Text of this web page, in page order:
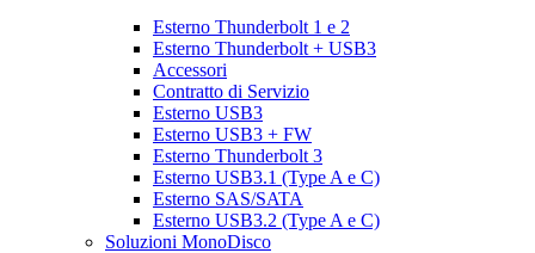
Esterno Thunderbolt 1 e 2
Esterno Thunderbolt + USB3
Accessori
Contratto di Servizio
Esterno USB3
Esterno USB3 + FW
Esterno Thunderbolt 3
Esterno USB3.1 (Type A e C)
Esterno SAS/SATA
Esterno USB3.2 (Type A e C)
Soluzioni MonoDisco